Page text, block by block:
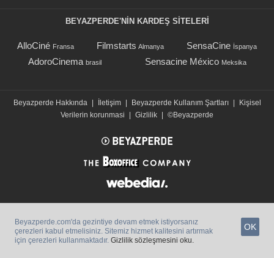
BEYAZPERDE'NIN KARDEŞ SİTELERİ
AlloCiné Fransa Filmstarts Almanya SensaCine İspanya
AdoroCinema brasil Sensacine México Meksika
Beyazperde Hakkında İletişim Beyazperde Kullanım Şartları
Kişisel
Verilerin korunmasi
Gizlilik ©Beyazperde
Beyazperde.com'da gezintiye devam etmek istiyorsanız
çerezleri kabul etmelisiniz. Sitemiz hizmet kalitesini artırmak
için çerezleri kullanmaktadır. Gizlilik sözleşmesini oku.
OK